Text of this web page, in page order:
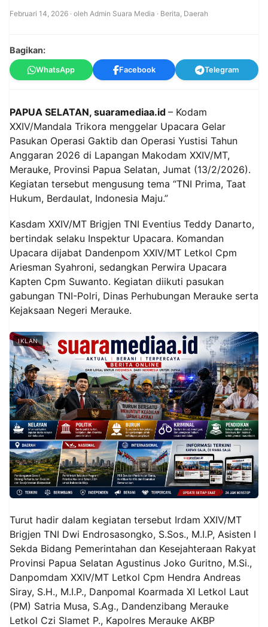
Februari 14, 2026 · oleh Admin Suara Media · Berita, Daerah
Bagikan:
WhatsApp Facebook Telegram
PAPUA SELATAN, suaramediaa.id – Kodam
XXIV/Mandala Trikora menggelar Upacara Gelar
Pasukan Operasi Gaktib dan Operasi Yustisi Tahun
Anggaran 2026 di Lapangan Makodam XXIV/MT,
Merauke, Provinsi Papua Selatan, Jumat (13/2/2026).
Kegiatan tersebut mengusung tema “TNI Prima, Taat
Hukum, Berdaulat, Indonesia Maju.”
Kasdam XXIV/MT Brigjen TNI Eventius Teddy Danarto,
bertindak selaku Inspektur Upacara. Komandan
Upacara dijabat Dandenpom XXIV/MT Letkol Cpm
Ariesman Syahroni, sedangkan Perwira Upacara
Kapten Cpm Suwanto. Kegiatan diikuti pasukan
gabungan TNI-Polri, Dinas Perhubungan Merauke serta
Kejaksaan Negeri Merauke.
IKLAN
Turut hadir dalam kegiatan tersebut Irdam XXIV/MT
Brigjen TNI Dwi Endrosasongko, S.Sos., M.I.P, Asisten I
Sekda Bidang Pemerintahan dan Kesejahteraan Rakyat
Provinsi Papua Selatan Agustinus Joko Guritno, M.Si.,
Danpomdam XXIV/MT Letkol Cpm Hendra Andreas
Siray, S.H., M.I.P., Danpomal Koarmada XI Letkol Laut
(PM) Satria Musa, S.Ag., Dandenzibang Merauke
Letkol Czi Slamet P., Kapolres Merauke AKBP